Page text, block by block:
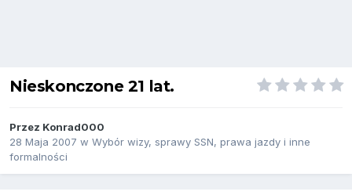
Nieskonczone 21 lat.
Przez Konrad000
28 Maja 2007 w Wybór wizy, sprawy SSN, prawa jazdy i inne
formalności